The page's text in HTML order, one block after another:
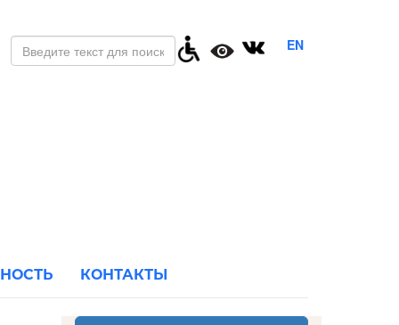
EN
КОНТАКТЫ